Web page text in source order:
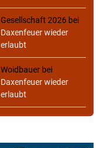
Gesellschaft 2026 bei
Daxenfeuer wieder
erlaubt
Woidbauer bei
Daxenfeuer wieder
erlaubt